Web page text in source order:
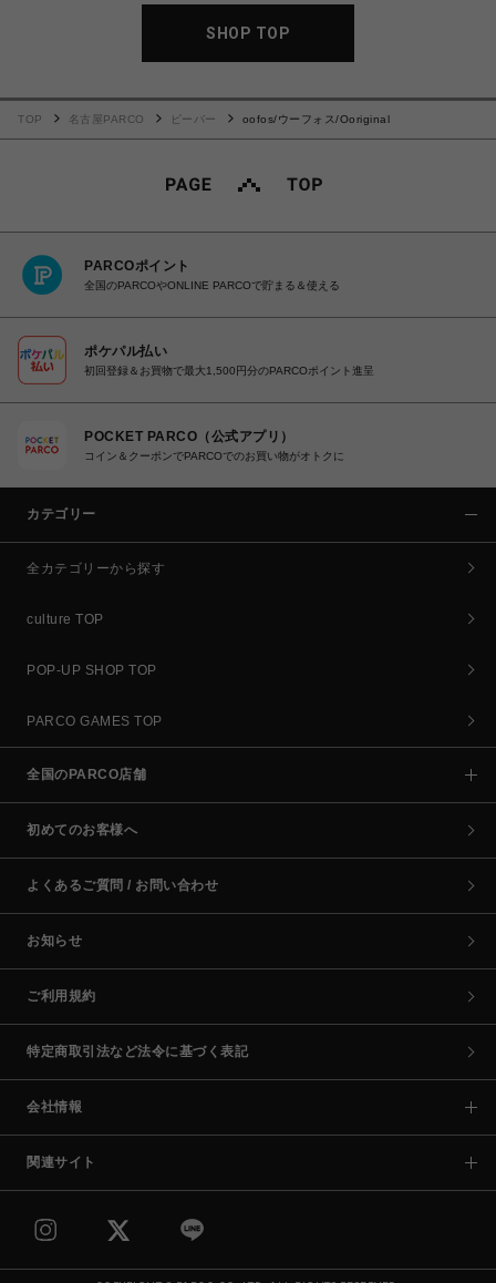
SHOP TOP
TOP 名古屋PARCO ビーバー oofos/ウーフォス/Ooriginal
PARCOポイント
全国のPARCOやONLINE PARCOで貯まる＆使える
ポケパル払い
初回登録＆お買物で最大1,500円分のPARCOポイント進呈
POCKET PARCO（公式アプリ）
コイン＆クーポンでPARCOでのお買い物がオトクに
カテゴリー
全カテゴリーから探す
culture TOP
POP-UP SHOP TOP
PARCO GAMES TOP
全国のPARCO店舗
初めてのお客様へ
よくあるご質問 / お問い合わせ
お知らせ
ご利用規約
特定商取引法など法令に基づく表記
会社情報
関連サイト